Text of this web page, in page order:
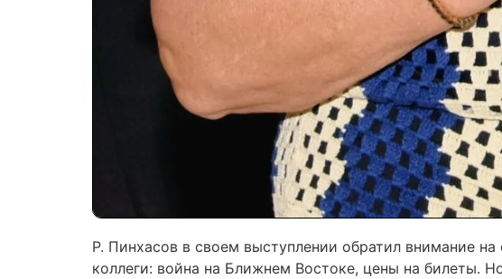
Р. Пинхасов в своем выступлении обратил внимание
коллеги: война на Ближнем Востоке, цены на билеты.